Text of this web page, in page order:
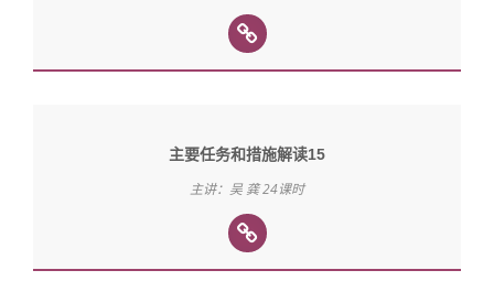
主要任务和措施解读15
主讲：吴 龚 24课时